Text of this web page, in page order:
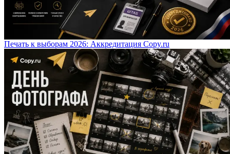
Печать к выборам 2026: Аккредитация Copy.ru